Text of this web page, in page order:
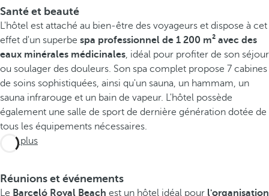
Santé et beauté
L'hôtel est attaché au bien-être des voyageurs et dispose à cet
effet d'un superbe spa professionnel de 1 200 m² avec des
eaux minérales médicinales, idéal pour profiter de son séjour
ou soulager des douleurs. Son spa complet propose 7 cabines
de soins sophistiquées, ainsi qu'un sauna, un hammam, un
sauna infrarouge et un bain de vapeur. L'hôtel possède
également une salle de sport de dernière génération dotée de
tous les équipements nécessaires.
Voir plus
Réunions et événements
Le Barceló Royal Beach est un hôtel idéal pour l'organisation